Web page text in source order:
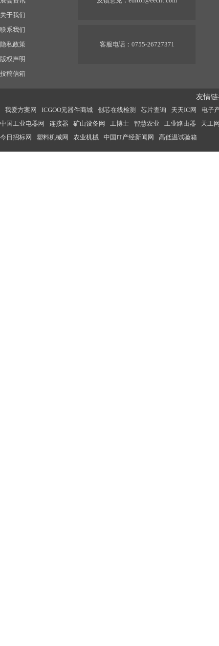
关于我们
联系我们
隐私政策
版权声明
投稿信箱
客服电话：0755-26727371
友情
我爱方案网 ICGOO元器件商城 创芯在线检测 芯片查询 天天IC网
电子
中国工业电器网
连接器 矿山设备网 工博士 智慧农业 工业路由器
天工
今日招标网
塑料机械网 农业机械 中国IT产经新闻网 高低温试验箱